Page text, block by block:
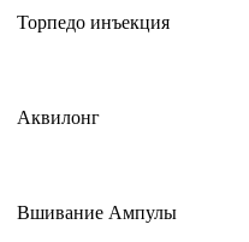
Торпедо инъекция
Аквилонг
Вшивание Ампулы